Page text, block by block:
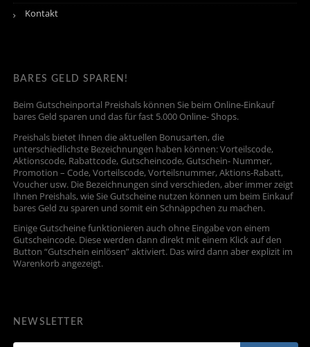
Kontakt
BARES GELD SPAREN!
Beim Gutscheinportal Preishals können Sie beim Online-Einkauf
bares Geld sparen und das für fast 5.000 Online- Shops.
Preishals bietet Ihnen die aktuellen Bonusarten, die
unterschiedlichste Bezeichnungen haben können: Vorteilscode,
Aktionscode, Rabattcode, Gutscheincode, Gutschein- Nummer,
Promotion – Code, Vorteilscode, Vorteilsnummer, Aktions-Rabatt,
Voucher usw. Die Bezeichnungen sind verschieden, aber immer zeigt
Ihnen Preishals, wie Sie Gutscheine nutzen können um beim Einkauf
bares Geld zu sparen und somit ein Schnäppchen zu machen.
Einige Gutscheine funktionieren auch ohne Eingabe von einem
Gutscheincode. Diese werden dann direkt mit einem Klick auf den
Button “Gutschein einlösen” aktiviert. Das wird dann aber explizit im
Warenkorb angezeigt.
NEWSLETTER